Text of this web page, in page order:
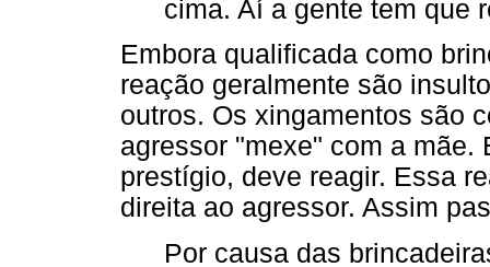
cima. Aí a gente tem que
Embora qualificada como
reação geralmente são
outros. Os xingamentos são
agressor "mexe" com a mãe.
prestígio, deve reagir. Essa
direita ao agressor. Assim
Por causa das